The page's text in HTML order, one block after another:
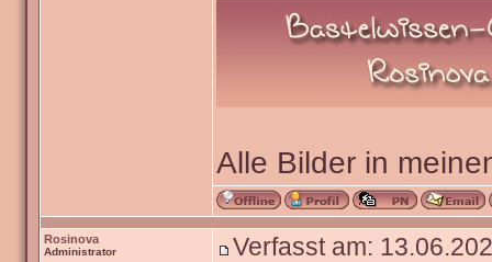
Alle Bilder in
Rosinova
Administrator Verfasst am: